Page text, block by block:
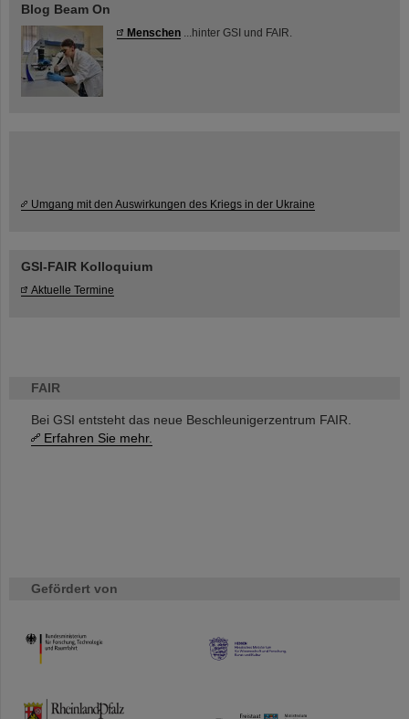
FAIR
Bei GSI entsteht das neue Beschleunigerzentrum FAIR.
Erfahren Sie mehr.
Gefördert von
HMWK
TMWWDG
Blog Beam On
Menschen ...hinter GSI und FAIR.
Umgang mit den Auswirkungen des Kriegs in der Ukraine
GSI-FAIR Kolloquium
Aktuelle Termine